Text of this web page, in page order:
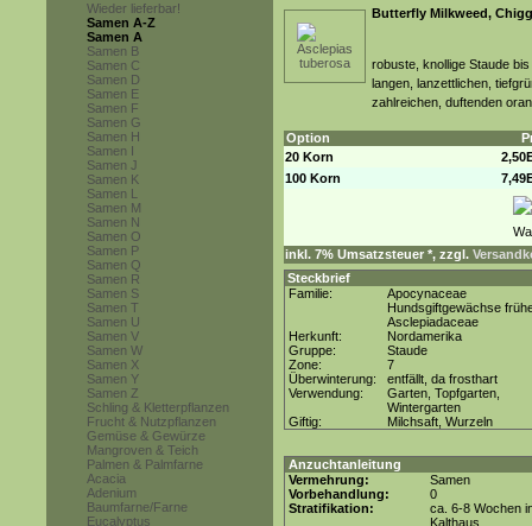
Wieder lieferbar!
Samen A-Z
Samen A
Samen B
Samen C
Samen D
Samen E
Samen F
Samen G
Samen H
Samen I
Samen J
Samen K
Samen L
Samen M
Samen N
Samen O
Samen P
Samen Q
Samen R
Samen S
Samen T
Samen U
Samen V
Samen W
Samen X
Samen Y
Samen Z
Schling & Kletterpflanzen
Frucht & Nutzpflanzen
Gemüse & Gewürze
Mangroven & Teich
Palmen & Palmfarne
Acacia
Adenium
Baumfarne/Farne
Eucalyptus
Butterfly Milkweed,
robuste, knollige Staude
langen, lanzettlichen,
zahlreichen, duftenden
Option
20 Korn
100 Korn
inkl. 7% Umsatzsteuer *, zzgl.
Steckbrief
Familie:
Apocynaceae
Hundsgiftgewächse
Asclepiadaceae
Herkunft:
Nordamerika
Gruppe:
Staude
Zone:
7
Überwinterung:
entfällt, da frosthart
Verwendung:
Garten, Topfgarten,
Wintergarten
Giftig:
Milchsaft, Wurzeln
Anzuchtanleitung
Vermehrung:
Samen
Vorbehandlung:
0
Stratifikation:
ca. 6-8 Wochen
Kalthaus